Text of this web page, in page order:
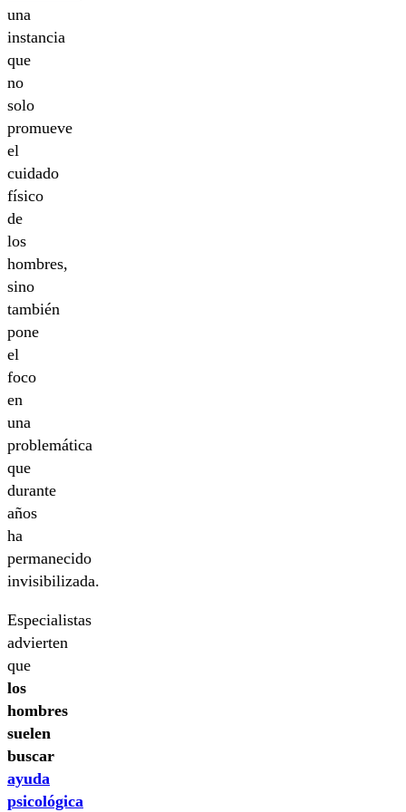
una
instancia
que
no
solo
promueve
el
cuidado
físico
de
los
hombres,
sino
también
pone
el
foco
en
una
problemática
que
durante
años
ha
permanecido
invisibilizada.
Especialistas
advierten
que
los
hombres
suelen
buscar
ayuda
psicológica